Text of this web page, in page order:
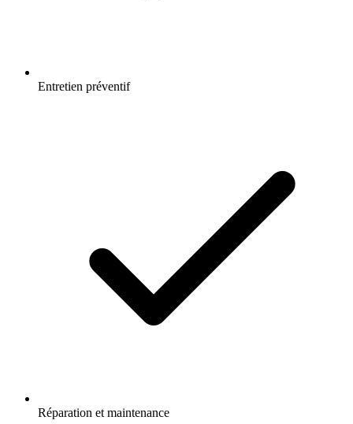
Entretien préventif
Réparation et maintenance